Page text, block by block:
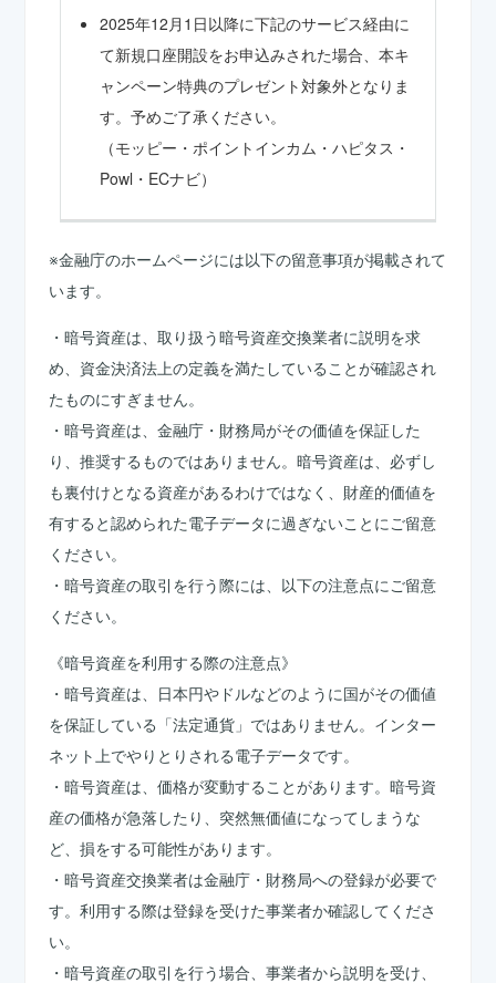
2025年12月1日以降に下記のサービス経由に
て新規口座開設をお申込みされた場合、本キ
ャンペーン特典のプレゼント対象外となりま
す。予めご了承ください。
（モッピー・ポイントインカム・ハピタス・
Powl・ECナビ）
※金融庁のホームページには以下の留意事項が掲載されて
います。
・暗号資産は、取り扱う暗号資産交換業者に説明を求
め、資金決済法上の定義を満たしていることが確認され
たものにすぎません。
・暗号資産は、金融庁・財務局がその価値を保証した
り、推奨するものではありません。暗号資産は、必ずし
も裏付けとなる資産があるわけではなく、財産的価値を
有すると認められた電子データに過ぎないことにご留意
ください。
・暗号資産の取引を行う際には、以下の注意点にご留意
ください。
《暗号資産を利用する際の注意点》
・暗号資産は、日本円やドルなどのように国がその価値
を保証している「法定通貨」ではありません。インター
ネット上でやりとりされる電子データです。
・暗号資産は、価格が変動することがあります。暗号資
産の価格が急落したり、突然無価値になってしまうな
ど、損をする可能性があります。
・暗号資産交換業者は金融庁・財務局への登録が必要で
す。利用する際は登録を受けた事業者か確認してくださ
い。
・暗号資産の取引を行う場合、事業者から説明を受け、